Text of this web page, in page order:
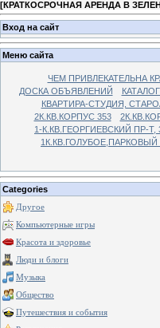
[КРАТКОСРОЧНАЯ АРЕНДА В
Вход на сайт
Меню сайта
ЧЕМ ПРИВЛЕКАТЕЛЬНА
ДОСКА ОБЪЯВЛЕНИЙ
КВАРТИРА-СТУДИЯ,
2К.КВ.КОРПУС 353
1-К.КВ.ГЕОРГИЕВСКИЙ ПР-Т,
1К.КВ.ГОЛУБОЕ,ПАРКОВЫЙ
Categories
Другое
Компьютерные игры
Красота и здоровье
Люди и блоги
Музыка
Общество
Путешествия и события